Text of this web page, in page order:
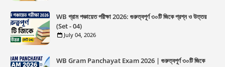
WB গ্রাম পঞ্চায়েত পরীক্ষা 2026: গুরুত্বপূর্ণ ৩০টি জিকে প্রশ্ন ও উত্তর
(Set - 04)
July 04, 2026
WB Gram Panchayat Exam 2026 | গুরুত্বপূর্ণ ৩০টি জিকে